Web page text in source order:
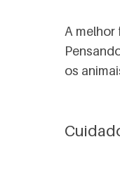
A
os